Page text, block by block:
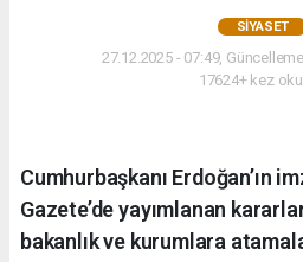
SIYASET
27.12.2025 - 07:49,
17624+ kez
Cumhurbaşkanı Erdoğan’ın
Gazete’de yayımlanan
bakanlık ve kurumlara